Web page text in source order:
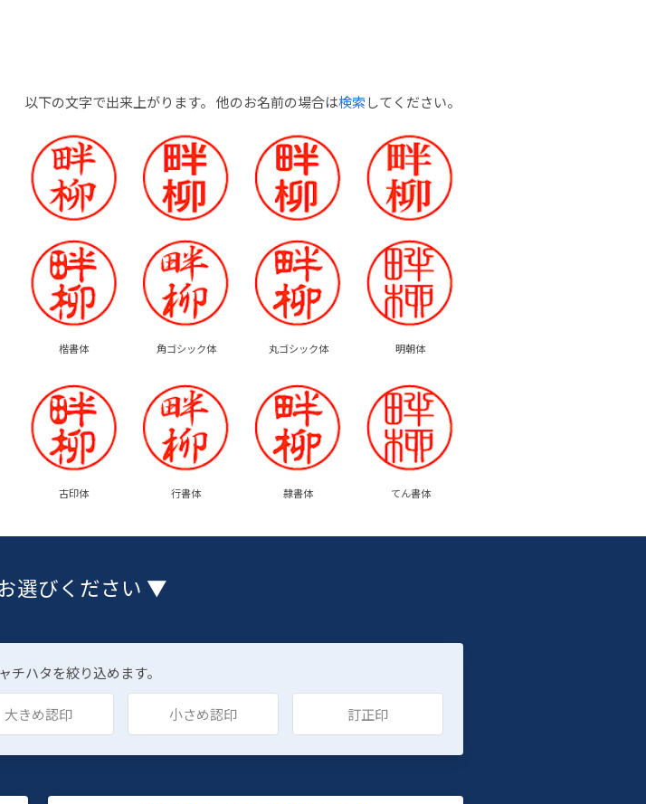
以下の文字で出来上がります。 他のお名前の場合は検索してください。
楷書体 角ゴシック体 丸ゴシック体 明朝体
古印体 行書体 隷書体 てん書体
選びください ▼
チハタを絞り込めます。
大きめ認印 小さめ認印 訂正印